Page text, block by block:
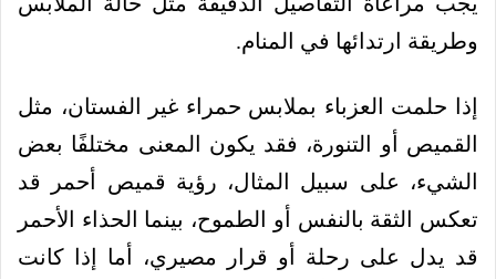
وطريقة ارتدائها في المنام.
إذا حلمت العزباء بملابس حمراء غير الفستان، مثل
القميص أو التنورة، فقد يكون المعنى مختلفًا بعض
الشيء، على سبيل المثال، رؤية قميص أحمر قد
تعكس الثقة بالنفس أو الطموح، بينما الحذاء الأحمر
قد يدل على رحلة أو قرار مصيري، أما إذا كانت